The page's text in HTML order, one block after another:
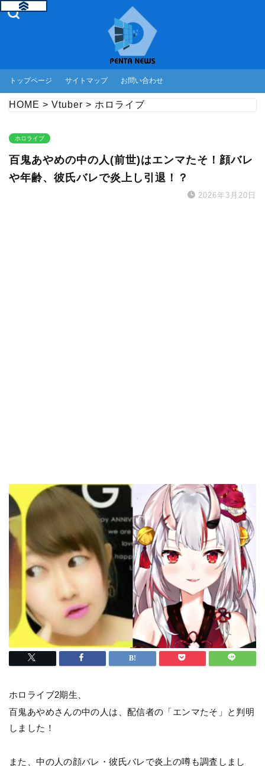
トップページ サイトマップ お問い合わせ
HOME > Vtuber > ホロライブ
ホロライブ
百鬼あやめの中の人(前世)はエンマたそ！顔バレ
や年齢、彼氏バレで炎上し引退！？
2026年3月20日
ホロライブ2期生、
百鬼あやめさんの中の人は、配信者の「エンマたそ」と判明
しました！
また、中の人の顔バレ・彼氏バレで炎上の噂も調査しまし